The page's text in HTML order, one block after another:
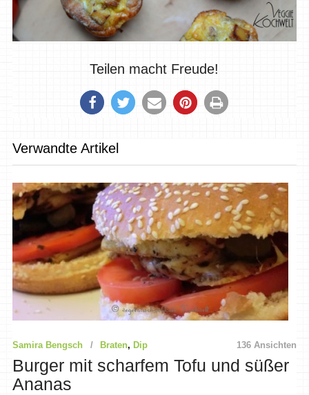
Teilen macht Freude!
Verwandte Artikel
Samira Bengsch Braten, Dip 136 Ansichten
Burger mit scharfem Tofu und süßer
Ananas